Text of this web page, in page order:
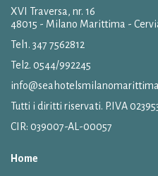
XVI Traversa, nr. 16
48015 - Milano Marittima -
Tel1. 347 7562812
Tel2. 0544/992245
Tutti i diritti riservati. P.IVA
CIR: 039007-AL-00057
Home